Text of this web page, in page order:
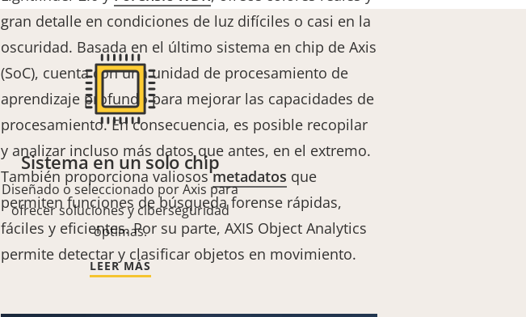
gran detalle en condiciones de luz difíciles o casi en la
oscuridad. Basada en el último sistema en chip de Axis
(SoC), cuenta con una unidad de procesamiento de
aprendizaje profundo para mejorar las capacidades de
procesamiento. En consecuencia, es posible recopilar
y analizar incluso más datos que antes, en el extremo.
También proporciona valiososmetadatos que
permiten funciones de búsqueda forense rápidas,
fáciles y eficientes. Por su parte, AXIS Object Analytics
permite detectar y clasificar objetos en movimiento.
Sistema en un solo chip
Diseñado o seleccionado por Axis para
ofrecer soluciones y ciberseguridad
óptimas.
LEER MÁS